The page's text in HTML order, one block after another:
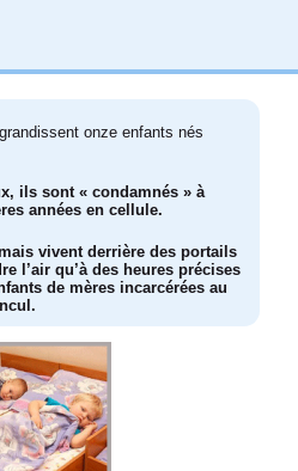
onze enfants nés
ils sont « condamnés » à
années en cellule.
vivent derrière des portails
l’air qu’à des heures précises
de mères incarcérées au